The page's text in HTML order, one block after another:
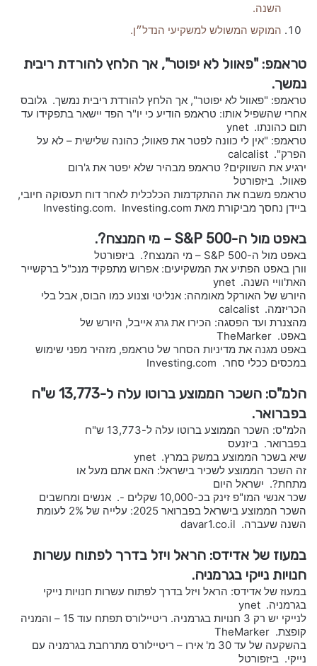
השנה.
המוקש המשולש למשקיעי הנדל״ן.
טראמפ: "פאוול לא יפוטר", אך הלחץ להורדת ריבית
נמשך.
טראמפ: "פאוול לא יפוטר", אך הלחץ להורדת ריבית נמשך. גלובס
אחרי שהשפיל אותו: טראמפ הודיע כי יו"ר הפד יישאר בתפקידו עד
תום כהונתו. ynet
טראמפ: "אין לי כוונה לפטר את פאוול; כהונה שלישית – לא על
הפרק". calcalist
ירגיע את השווקים? טראמפ מבהיר שלא יפטר את ג'רום
פאוול. ביזפורטל
טראמפ משבח את ההתקדמות הכלכלית לאחר דוח תעסוקה חיובי,
ביידן נחסך מביקורת מאת Investing.com. Investing.com
באפט מול ה-S&P 500 – מי המנצח?.
באפט מול ה-S&P 500 – מי המנצח?. ביזפורטל
וורן באפט הפתיע את המשקיעים: אפרוש מתפקיד מנכ"ל ברקשייר
האת'וויי השנה. ynet
היורש של האורקל מאומהה: אנליטי וצנוע כמו הבוס, אבל בלי
הכריזמה. calcalist
מהצנרת ועד הפסגה: הכירו את גרג אייבל, היורש של
באפט. TheMarker
באפט מגנה את מדיניות הסחר של טראמפ, מזהיר מפני שימוש
במכסים ככלי סחר. Investing.com
הלמ"ס: השכר הממוצע ברוטו עלה ל-13,773 ש"ח
בפברואר.
הלמ"ס: השכר הממוצע ברוטו עלה ל-13,773 ש"ח
בפברואר. ביזנעס
שיא בשכר הממוצע במשק במרץ. ynet
זה השכר הממוצע לשכיר בישראל: האם אתם מעל או
מתחת?. ישראל היום
שכר אנשי המו"פ זינק בכ-10,000 שקלים -. אנשים ומחשבים
השכר הממוצע בישראל בפברואר 2025: עלייה של 2% לעומת
השנה שעברה. davar1.co.il
במעוז של אדידס: הראל ויזל בדרך לפתוח עשרות
חנויות נייקי בגרמניה.
במעוז של אדידס: הראל ויזל בדרך לפתוח עשרות חנויות נייקי
בגרמניה. ynet
לנייקי יש רק 3 חנויות בגרמניה. ריטיילורס תפתח עוד 15 – והמניה
קופצת. TheMarker
בהשקעה של עד 30 מ' אירו – ריטיילורס מתרחבת בגרמניה עם
נייקי. ביזפורטל